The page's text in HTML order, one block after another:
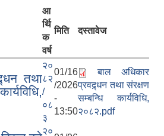
आ
र्थि
क
वर्ष
मिति दस्तावेज
तथा
२०
८२
/
०८
३
01/16
/2026
-
13:50
बाल अधिकार
प्रवद्र्धन तथा संरक्षण
सम्बन्धि कार्यविधि,
२०८२.pdf
२०